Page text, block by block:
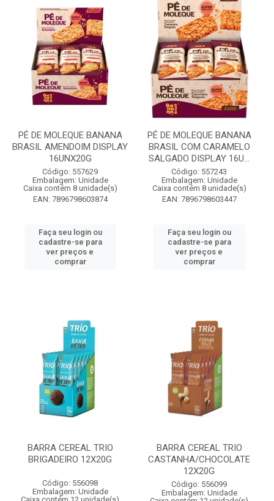
PÉ DE MOLEQUE BANANA
BRASIL AMENDOIM DISPLAY
16UNX20G
Código: 557629
Embalagem: Unidade
Caixa contém 8 unidade(s)
EAN: 7896798603874
Faça seu login ou
cadastre-se para
ver preços e
comprar
PÉ DE MOLEQUE BANANA
BRASIL COM CARAMELO
SALGADO DISPLAY 16U...
Código: 557243
Embalagem: Unidade
Caixa contém 8 unidade(s)
EAN: 7896798603447
Faça seu login ou
cadastre-se para
ver preços e
comprar
BARRA CEREAL TRIO
BRIGADEIRO 12X20G
Código: 556098
Embalagem: Unidade
BARRA CEREAL TRIO
CASTANHA/CHOCOLATE
12X20G
Código: 556099
Embalagem: Unidade